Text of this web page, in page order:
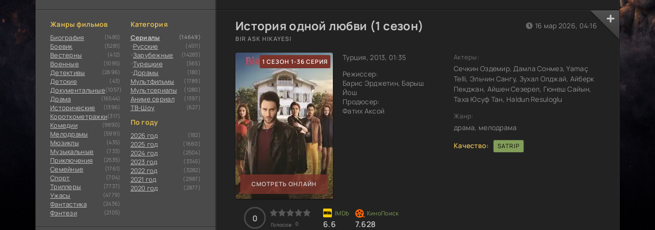
Жанры фильмов
Биография (1485)
Боевик (5281)
Вестерны (412)
Военные (1095)
Детективы (2696)
Детские (43)
Документальные(1057)
Драма (16544)
Исторические (1396)
Короткометражки(317)
Комедии (9890)
Мелодрамы (5991)
Мюзиклы (435)
Музыкальные (733)
Приключения (2535)
Семейные (1761)
Cпорт (704)
Триллеры (7737)
Ужасы (4779)
Фантастика (2436)
Фэнтези (2105)
Категория
Сериалы (14649)
Русские (4511)
Зарубежные (14283)
Турецкие (565)
Дорамы (180)
Мультфильмы (1789)
Мультсериалы (1280)
Аниме сериал (1397)
ТВ-Шоу (627)
По году
2026 год (182)
2025 год (1660)
2024 год (2504)
2023 год (3345)
2022 год (3282)
2021 год (2987)
2020 год (2877)
История одной любви (1 сезон)
BIR ASK HIKAYESI
1 СЕЗОН 1-36 СЕРИЯ
СМОТРЕТЬ ОНЛАЙН
Турция, 2013, 01:35
Режиссер:
Барис Эрджетин, Барыш
Йош
Продюсер:
Фатих Аксой
16 мар 2026, 04:16
Актеры:
Сечкин Оздемир, Дамла Сонмез, Yamaç
Telli, Эльчин Сангу, Зухал Олджай, Айберк
Пекджан, Айшен Сезерел, Гюнеш Сайын,
Таха Юсуф Тан, Haldun Resuloglu
Жанр:
драма, мелодрама
Качество:
SATRIP
0
Голосов: 0 6.6 7.628